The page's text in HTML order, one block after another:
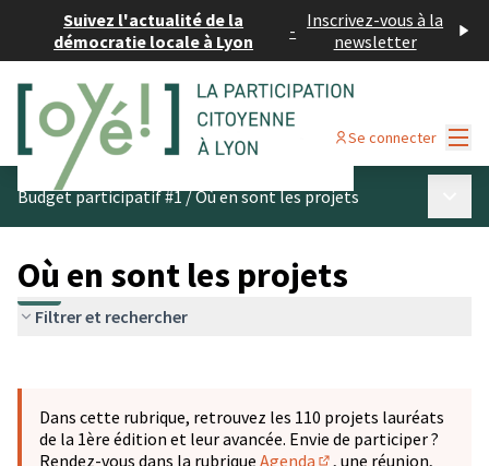
Suivez l'actualité de la
démocratie locale à Lyon
- Inscrivez-vous à la
newsletter
Se connecter
Budget participatif #1/Où en sont les projets
Où en sont les projets
Filtrer et rechercher
−
Dans cette rubrique, retrouvez les 110 projets lauréats
de la 1ère édition et leur avancée. Envie de participer ?
Rendez-vous dans la rubrique Agenda
, une réunion,